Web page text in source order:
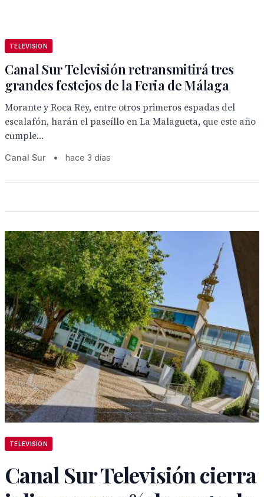
TELEVISION
Canal Sur Televisión retransmitirá tres
grandes festejos de la Feria de Málaga
Morante y Roca Rey, entre otros primeros espadas del
escalafón, harán el paseíllo en La Malagueta, que este año
cumple...
Canal Sur • hace 3 días
TELEVISION
Canal Sur Televisión cierra